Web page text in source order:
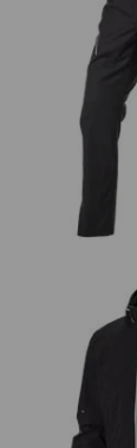
Pantalon
Veste de